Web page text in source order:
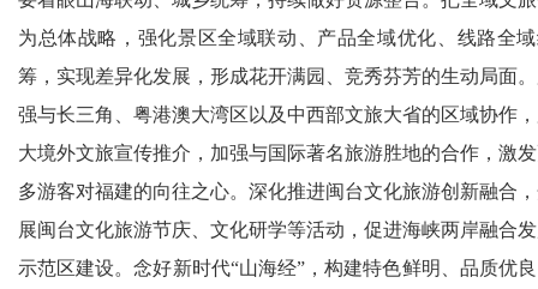
为总体战略，强化景区全域联动、产品全域优化、线路全
筹，实现差异化发展，形成花开满园、竞秀芬芳的生动局面
强与长三角、粤港澳大湾区以及中西部文旅大省的区域协作
大境外文旅宣传推介，加强与国际著名旅游胜地的合作，激
多游客对福建的向往之心。深化推进闽台文化旅游创新融合
展闽台文化旅游节庆、文化研学等活动，促进海峡两岸融合
示范区建设。念好新时代“山海经”，构建特色鲜明、品质优